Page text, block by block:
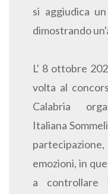
si aggiudica
dimostrando
L' 8 ottobre
volta al
Calabria
Italiana
emozioni, in
a